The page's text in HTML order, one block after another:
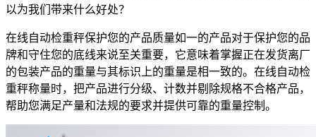
以为我们带来什么好处？
在线自动检重秤保护您的产品质量如一的产品对于保护您的品
牌和守住您的底线来说至关重要，它意味着掌握正在发货离厂
的包装产品的重量与其标识上的重量是相一致的。在线自动检
重秤称量时，把产品进行分级、计数并剔除规格不合格产品，
帮助您满足产量和法规的要求并提供可靠的重量控制。